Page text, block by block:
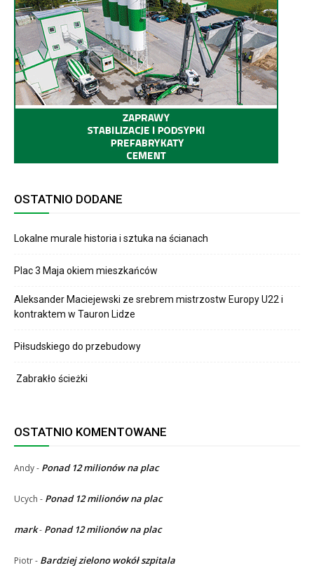
OSTATNIO DODANE
Lokalne murale historia i sztuka na ścianach
Plac 3 Maja okiem mieszkańców
Aleksander Maciejewski ze srebrem mistrzostw Europy U22 i
kontraktem w Tauron Lidze
Piłsudskiego do przebudowy
Zabrakło ścieżki
OSTATNIO KOMENTOWANE
Andy- Ponad 12 milionów na plac
Ucych - Ponad 12 milionów na plac
mark- Ponad 12 milionów na plac
Piotr- Bardziej zielono wokół szpitala